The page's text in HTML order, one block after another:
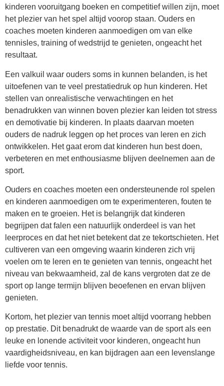
kinderen vooruitgang boeken en competitief willen zijn, moet
het plezier van het spel altijd voorop staan. Ouders en
coaches moeten kinderen aanmoedigen om van elke
tennisles, training of wedstrijd te genieten, ongeacht het
resultaat.
Een valkuil waar ouders soms in kunnen belanden, is het
uitoefenen van te veel prestatiedruk op hun kinderen. Het
stellen van onrealistische verwachtingen en het
benadrukken van winnen boven plezier kan leiden tot stress
en demotivatie bij kinderen. In plaats daarvan moeten
ouders de nadruk leggen op het proces van leren en zich
ontwikkelen. Het gaat erom dat kinderen hun best doen,
verbeteren en met enthousiasme blijven deelnemen aan de
sport.
Ouders en coaches moeten een ondersteunende rol spelen
en kinderen aanmoedigen om te experimenteren, fouten te
maken en te groeien. Het is belangrijk dat kinderen
begrijpen dat falen een natuurlijk onderdeel is van het
leerproces en dat het niet betekent dat ze tekortschieten. Het
cultiveren van een omgeving waarin kinderen zich vrij
voelen om te leren en te genieten van tennis, ongeacht het
niveau van bekwaamheid, zal de kans vergroten dat ze de
sport op lange termijn blijven beoefenen en ervan blijven
genieten.
Kortom, het plezier van tennis moet altijd voorrang hebben
op prestatie. Dit benadrukt de waarde van de sport als een
leuke en lonende activiteit voor kinderen, ongeacht hun
vaardigheidsniveau, en kan bijdragen aan een levenslange
liefde voor tennis.